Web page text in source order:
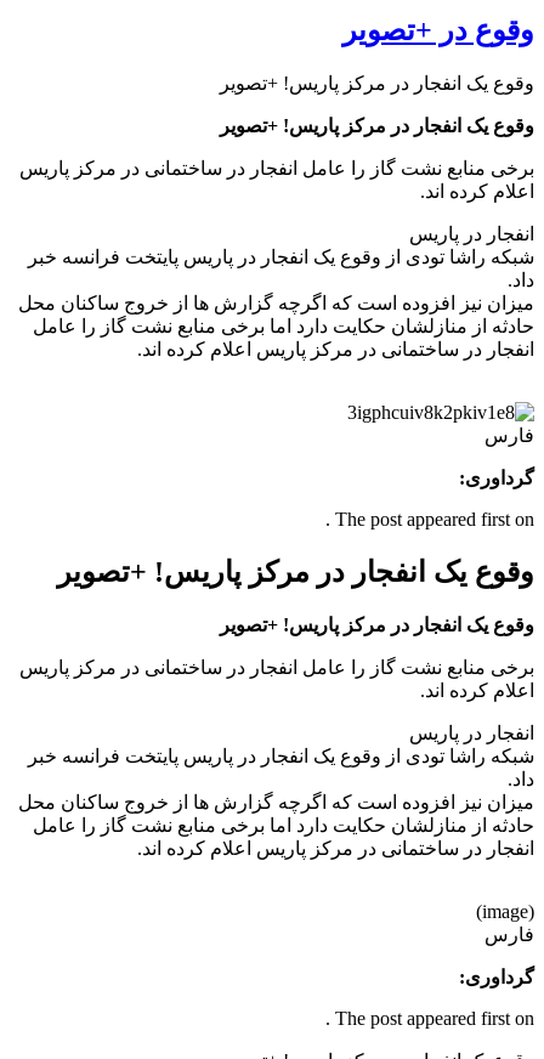
وقوع در +تصویر
وقوع یک انفجار در مرکز پاریس! +تصویر
وقوع یک انفجار در مرکز پاریس! +تصویر
برخی منابع نشت گاز را عامل انفجار در ساختمانی در مرکز پاریس
اعلام کرده اند.
انفجار در پاریس
شبکه راشا تودی از وقوع یک انفجار در پاریس پایتخت فرانسه خبر
داد.
میزان نیز افزوده است که اگرچه گزارش ها از خروج ساکنان محل
حادثه از منازلشان حکایت دارد اما برخی منابع نشت گاز را عامل
انفجار در ساختمانی در مرکز پاریس اعلام کرده اند.
فارس
گرداوری:
The post appeared first on .
وقوع یک انفجار در مرکز پاریس! +تصویر
وقوع یک انفجار در مرکز پاریس! +تصویر
برخی منابع نشت گاز را عامل انفجار در ساختمانی در مرکز پاریس
اعلام کرده اند.
انفجار در پاریس
شبکه راشا تودی از وقوع یک انفجار در پاریس پایتخت فرانسه خبر
داد.
میزان نیز افزوده است که اگرچه گزارش ها از خروج ساکنان محل
حادثه از منازلشان حکایت دارد اما برخی منابع نشت گاز را عامل
انفجار در ساختمانی در مرکز پاریس اعلام کرده اند.
(image)
فارس
گرداوری:
The post appeared first on .